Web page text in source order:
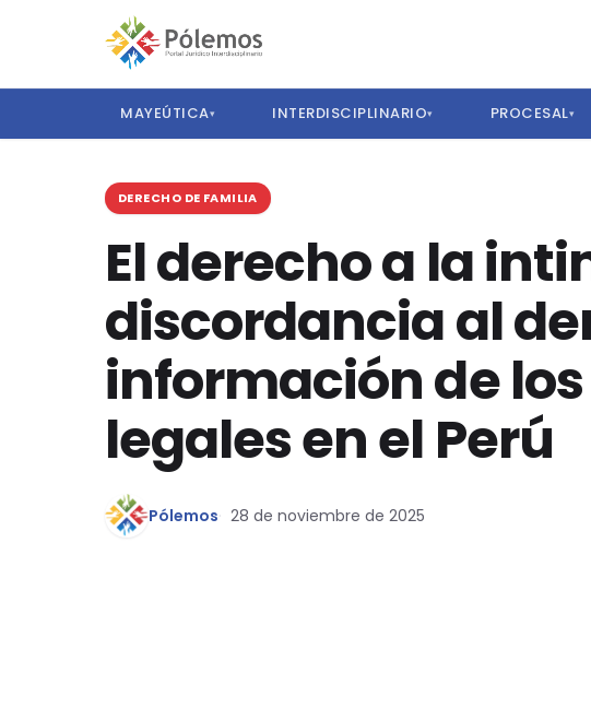
MAYEÚTICA▾ INTERDISCIPLINARIO▾ PROCESAL▾
DERECHO DE FAMILIA
El derecho a la
discordancia al
información de
legales en el Perú
Pólemos 28 de noviembre de 2025